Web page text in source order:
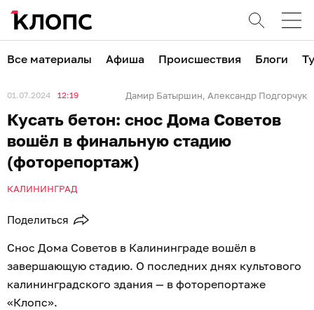
Все материалы Афиша Происшествия Блоги
01.07.2024 12:19 Дамир Батыршин, Александр Подгорчук
Кусать бетон: снос Дома Советов
вошёл в финальную стадию
(фоторепортаж)
КАЛИНИНГРАД
Поделиться
Снос Дома Советов в Калининграде вошёл в
завершающую стадию. О последних днях культового
калининградского здания — в фоторепортаже
«Клопс».